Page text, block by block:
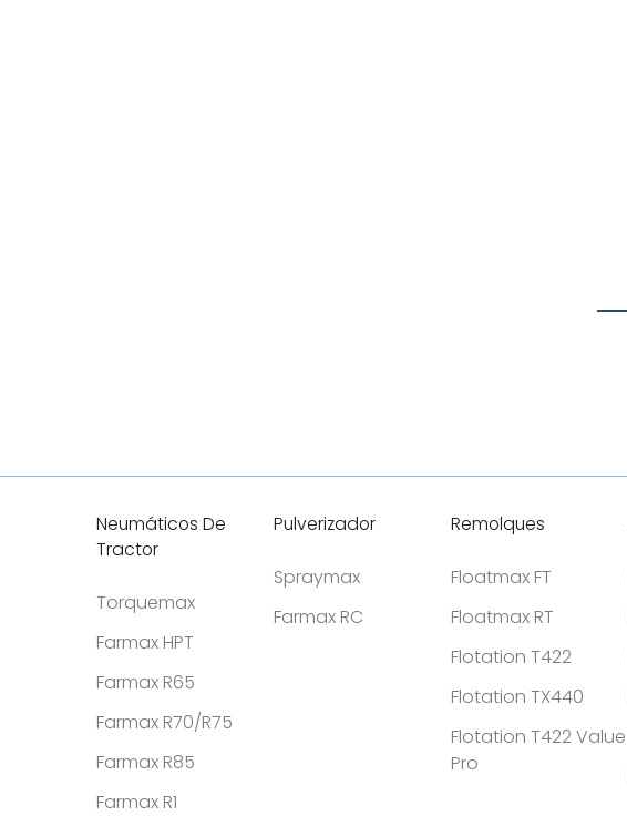
Neumáticos De
Tractor
Torquemax
Farmax HPT
Farmax R65
Farmax R70/R75
Farmax R85
Farmax R1
Pulverizador
Spraymax
Farmax RC
Remolques
Floatmax FT
Floatmax RT
Flotation T422
Flotation TX440
Flotation T422 Value
Pro